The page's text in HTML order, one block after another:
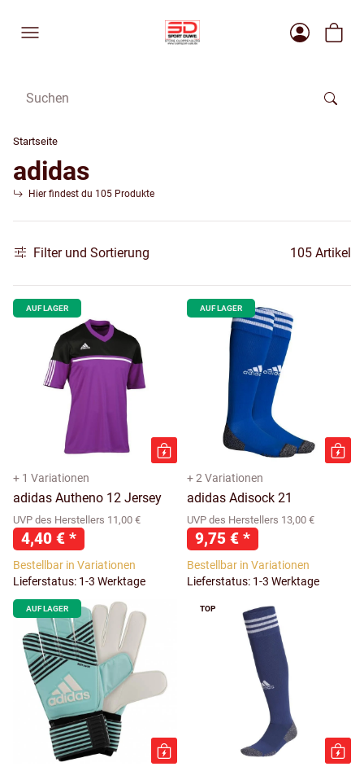
Startseite
adidas
Hier findest du 105 Produkte
Filter und Sortierung 105 Artikel
AUF LAGER
+ 1 Variationen
adidas Autheno 12 Jersey
UVP des Herstellers 11,00 €
4,40 € *
Bestellbar in Variationen
Lieferstatus: 1-3 Werktage
AUF LAGER
+ 2 Variationen
adidas Adisock 21
UVP des Herstellers 13,00 €
9,75 € *
Bestellbar in Variationen
Lieferstatus: 1-3 Werktage
AUF LAGER TOP